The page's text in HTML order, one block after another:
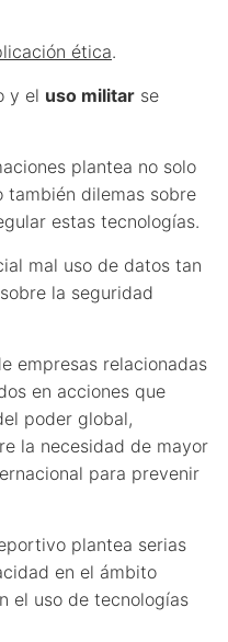
ética.
y el uso militar se
plantea no solo
también dilemas sobre
estas tecnologías.
mal uso de datos tan
la seguridad
empresas relacionadas
en acciones que
poder global,
la necesidad de mayor
para prevenir
plantea serias
en el ámbito
el uso de tecnologías